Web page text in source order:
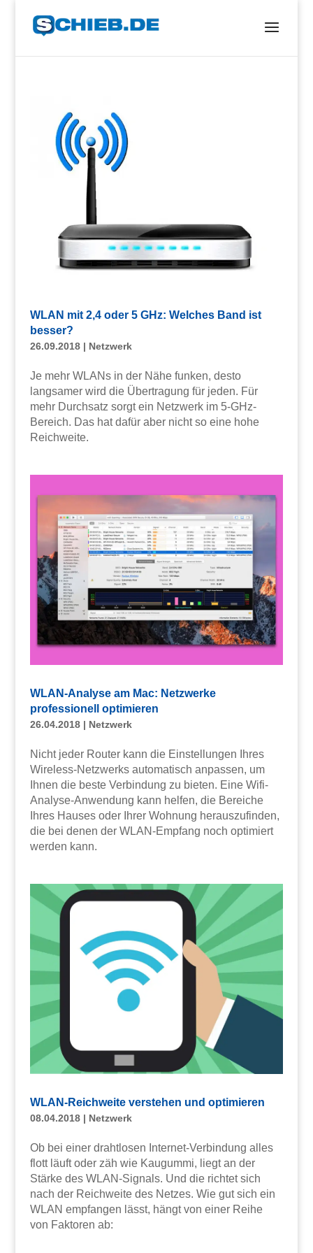
WLAN mit 2,4 oder 5 GHz: Welches Band ist
besser?
26.09.2018| Netzwerk
Je mehr WLANs in der Nähe funken, desto
langsamer wird die Übertragung für jeden. Für
mehr Durchsatz sorgt ein Netzwerk im 5-GHz-
Bereich. Das hat dafür aber nicht so eine hohe
Reichweite.
WLAN-Analyse am Mac: Netzwerke
professionell optimieren
26.04.2018| Netzwerk
Nicht jeder Router kann die Einstellungen Ihres
Wireless-Netzwerks automatisch anpassen, um
Ihnen die beste Verbindung zu bieten. Eine Wifi-
Analyse-Anwendung kann helfen, die Bereiche
Ihres Hauses oder Ihrer Wohnung herauszufinden,
die bei denen der WLAN-Empfang noch optimiert
werden kann.
WLAN-Reichweite verstehen und optimieren
08.04.2018| Netzwerk
Ob bei einer drahtlosen Internet-Verbindung alles
flott läuft oder zäh wie Kaugummi, liegt an der
Stärke des WLAN-Signals. Und die richtet sich
nach der Reichweite des Netzes. Wie gut sich ein
WLAN empfangen lässt, hängt von einer Reihe
von Faktoren ab: